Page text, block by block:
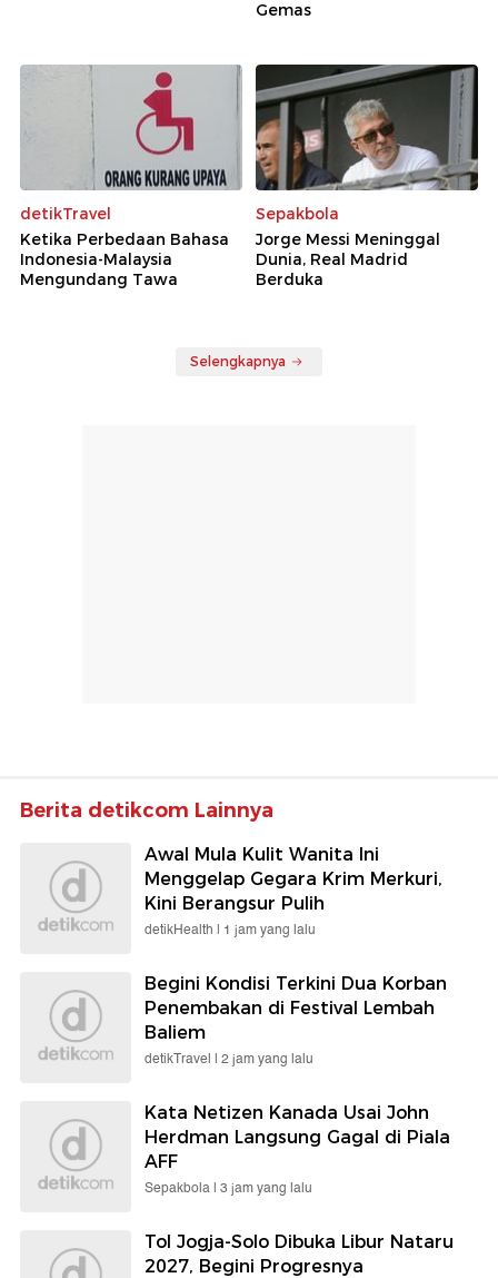
Gemas
detikTravel
Ketika Perbedaan Bahasa
Indonesia-Malaysia
Mengundang Tawa
Sepakbola
Jorge Messi Meninggal
Dunia, Real Madrid
Berduka
Selengkapnya
Berita detikcom Lainnya
Awal Mula Kulit Wanita Ini
Menggelap Gegara Krim Merkuri,
Kini Berangsur Pulih
detikHealth | 1 jam yang lalu
Begini Kondisi Terkini Dua Korban
Penembakan di Festival Lembah
Baliem
detikTravel | 2 jam yang lalu
Kata Netizen Kanada Usai John
Herdman Langsung Gagal di Piala
AFF
Sepakbola | 3 jam yang lalu
Tol Jogja-Solo Dibuka Libur Nataru
2027, Begini Progresnya